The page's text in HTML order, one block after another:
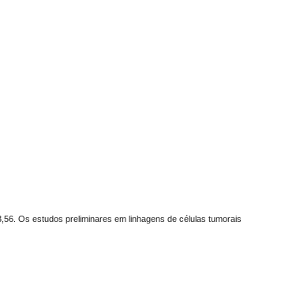
Os estudos preliminares em linhagens de células tumorais